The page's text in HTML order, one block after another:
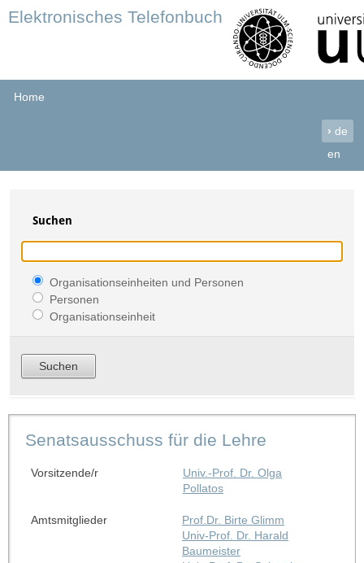
Elektronisches Telefonbuch
Home
› de
en
Suchen
Organisationseinheiten und Personen
Personen
Organisationseinheit
Senatsausschuss für die Lehre
Vorsitzende/r
Univ.-Prof. Dr. Olga
Pollatos
Amtsmitglieder
Prof.Dr. Birte Glimm
Univ-Prof. Dr. Harald
Baumeister